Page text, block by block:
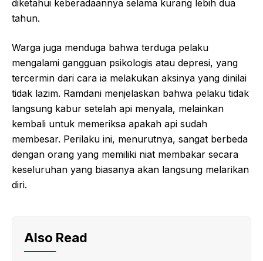
diketahui keberadaannya selama kurang lebih dua
tahun.
Warga juga menduga bahwa terduga pelaku
mengalami gangguan psikologis atau depresi, yang
tercermin dari cara ia melakukan aksinya yang dinilai
tidak lazim. Ramdani menjelaskan bahwa pelaku tidak
langsung kabur setelah api menyala, melainkan
kembali untuk memeriksa apakah api sudah
membesar. Perilaku ini, menurutnya, sangat berbeda
dengan orang yang memiliki niat membakar secara
keseluruhan yang biasanya akan langsung melarikan
diri.
Also Read